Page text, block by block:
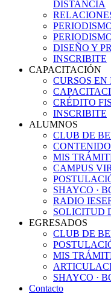
DISTANCIA
DISEÑO Y
INSCRIBITE
CAPACITACIÓN
CURSOS EN
CRÉDITO
INSCRIBITE
ALUMNOS
CLUB DE
MIS
CAMPUS
SHAYCO ·
RADIO
SOLICITUD
EGRESADOS
CLUB DE
MIS
SHAYCO ·
Contacto